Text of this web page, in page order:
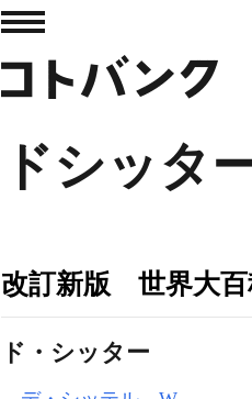
ドシッタ
改訂新版 世界大百
ド・シッター